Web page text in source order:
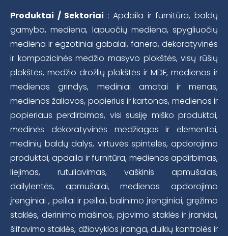
Produktai / Sektoriai : Apdaila ir furnitūra, baldų
gamyba, mediena, lapuočių mediena, spygliuočių
mediena ir egzotiniai gabalai, fanera, dekoratyvinės
ir kompozicinės medžio masyvo plokštės, visų rūšių
plokštės, medžio drožlių plokštės ir MDF, medienos ir
medienos grindys, mediniai amatai ir menas,
medienos žaliavos, popierius ir kartonas, medienos ir
popieriaus perdirbimas, visi susiję miško produktai,
medinės dekoratyvinės medžiagos ir elementai,
medinių baldų dalys, virtuvės spintelės, apdorojimo
produktai, apdaila ir furnitūra, medienos apdirbimas,
liejimas, rutuliavimas, vaškinis apmušalas,
dailylentės, apmušalai, medienos apdorojimo
įrenginiai , peiliai ir peiliai, balinimo įrenginiai, gręžimo
staklės, derinimo mašinos, pjovimo staklės ir įrankiai,
šlifavimo staklės, džiovyklos įranga, dulkių kontrolės ir